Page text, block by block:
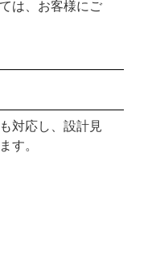
は、お客様にご
対応し、設計見
す。